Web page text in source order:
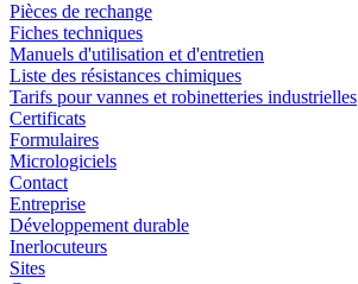
Pièces de rechange
Fiches techniques
Manuels d'utilisation et d'entretien
Liste des résistances chimiques
Tarifs pour vannes et robinetteries industrielles
Certificats
Formulaires
Micrologiciels
Contact
Entreprise
Développement durable
Inerlocuteurs
Sites